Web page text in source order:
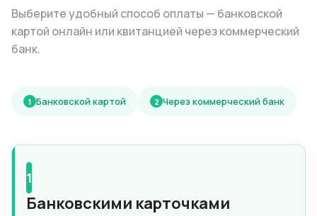
Выберите удобный способ оплаты — банковской
картой онлайн или квитанцией через коммерческий
банк.
1 Банковской картой 2 Через коммерческий банк
Банковскими карточками
1